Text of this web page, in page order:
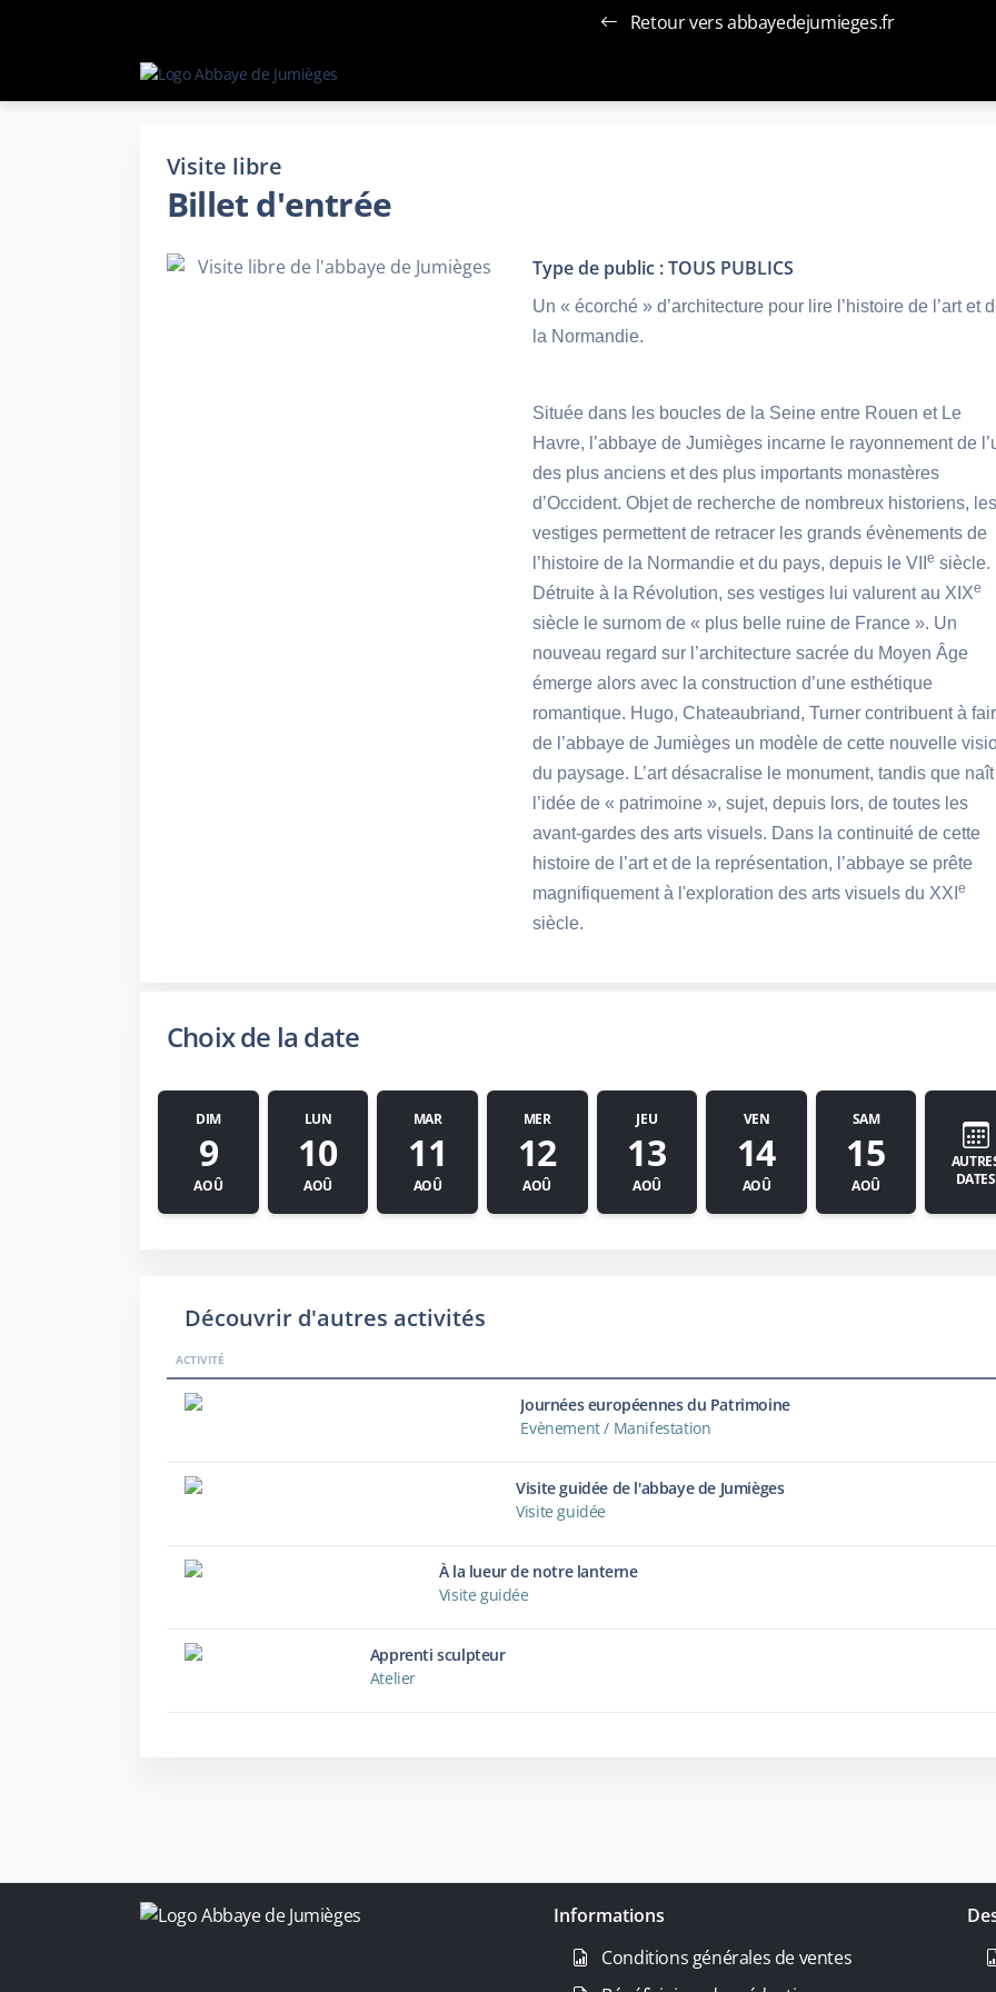
Retour vers abbayedejumieges.fr
Visite libre
Billet d'entrée
Type de public : TOUS PUBLICS
Un « écorché » d’architecture pour lire l’histoire de l’art et
la Normandie.
Située dans les boucles de la Seine entre Rouen et Le
Havre, l’abbaye de Jumièges incarne le rayonnement de
des plus anciens et des plus importants monastères
d’Occident. Objet de recherche de nombreux historiens, les
vestiges permettent de retracer les grands évènements de
l’histoire de la Normandie et du pays, depuis le VII e siècle.
Détruite à la Révolution, ses vestiges lui valurent au XIXe
siècle le surnom de « plus belle ruine de France ». Un
nouveau regard sur l’architecture sacrée du Moyen Âge
émerge alors avec la construction d’une esthétique
romantique. Hugo, Chateaubriand, Turner contribuent à
de l’abbaye de Jumièges un modèle de cette nouvelle
du paysage. L’art désacralise le monument, tandis que naît
l’idée de « patrimoine », sujet, depuis lors, de toutes les
avant-gardes des arts visuels. Dans la continuité de cette
histoire de l’art et de la représentation, l’abbaye se prête
magnifiquement à l'exploration des arts visuels du XXI e
siècle.
Choix de la date
DIM
9
AOÛ
LUN
10
AOÛ
MAR
11
AOÛ
MER
12
AOÛ
JEU
13
AOÛ
VEN
14
AOÛ
SAM
15
AOÛ
DATES
Découvrir d'autres activités
ACTIVITÉ
Journées européennes du Patrimoine
Evènement / Manifestation
Visite guidée de l'abbaye de Jumièges
Visite guidée
À la lueur de notre lanterne
Visite guidée
Apprenti sculpteur
Atelier
Informations
Conditions générales de ventes